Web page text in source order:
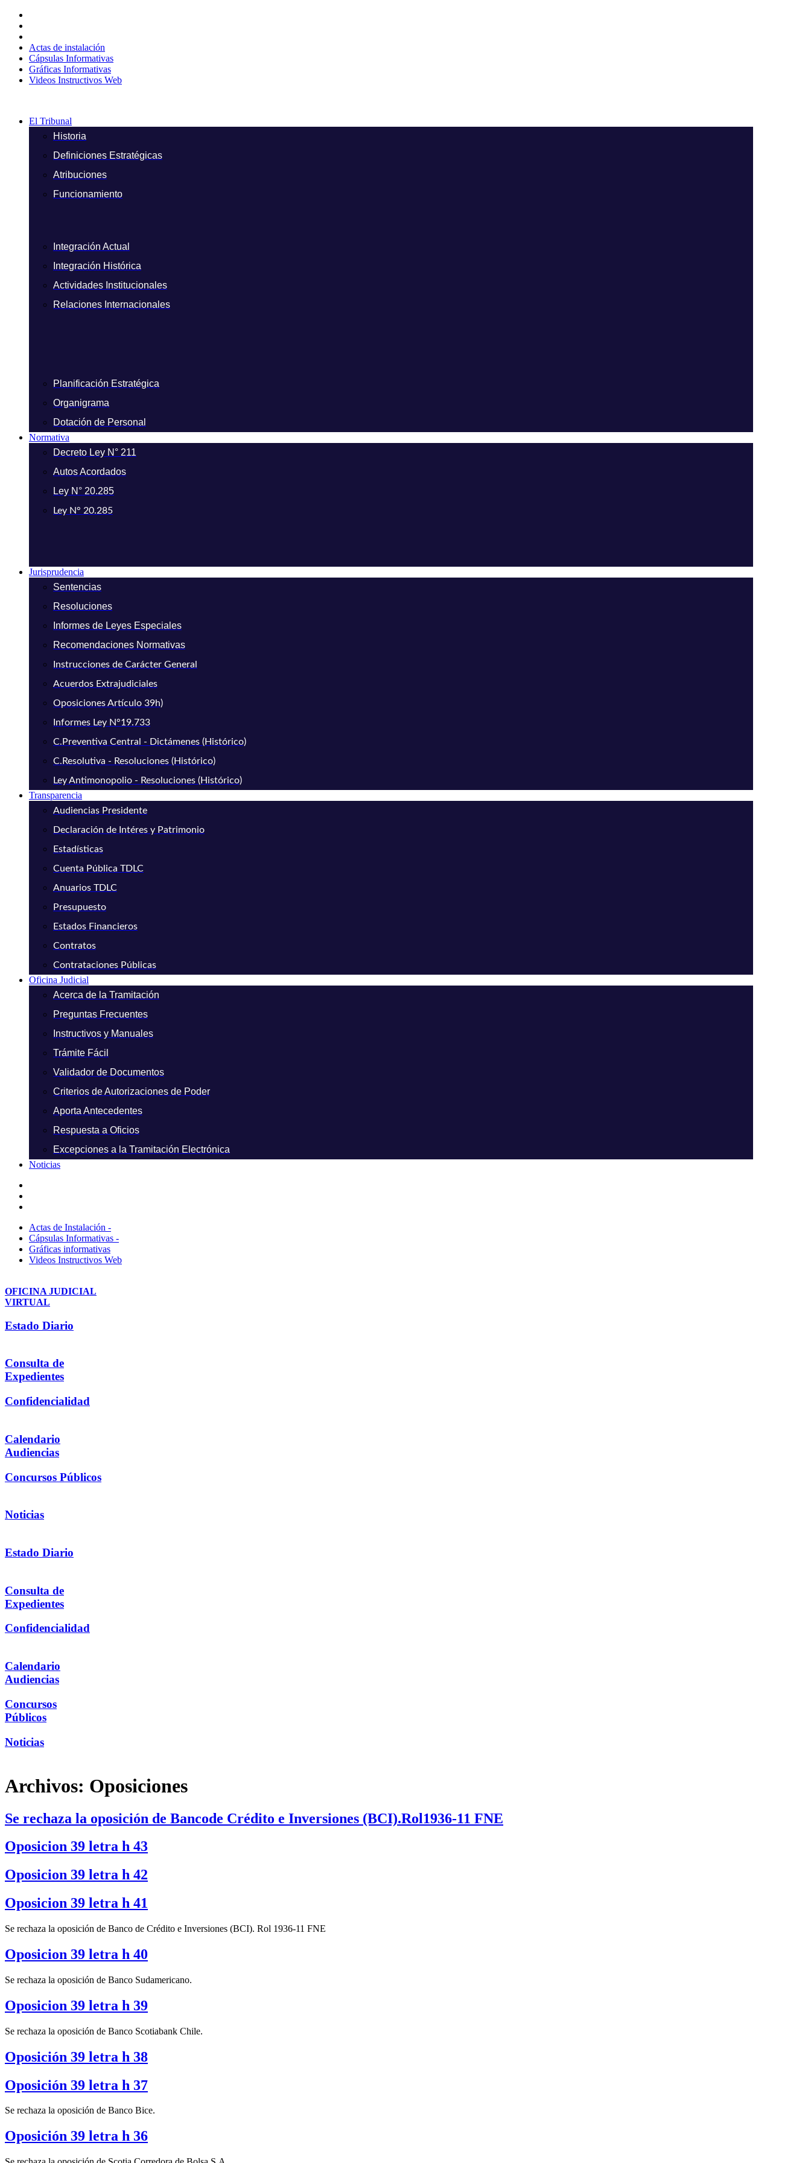
contenido
Actas de instalación
Cápsulas Informativas
Gráficas Informativas
Videos Instructivos Web
El Tribunal
Historia
Definiciones Estratégicas
Atribuciones
Funcionamiento
Integración Actual
Integración Histórica
Actividades Institucionales
Relaciones Internacionales
Planificación Estratégica
Organigrama
Dotación de Personal
Normativa
Decreto Ley N° 211
Autos Acordados
Ley N° 20.285
Ley N° 20.285
Jurisprudencia
Sentencias
Resoluciones
Informes de Leyes Especiales
Recomendaciones Normativas
Instrucciones de Carácter General
Acuerdos Extrajudiciales
Oposiciones Artículo 39h)
Informes Ley N°19.733
C.Preventiva Central - Dictámenes (Histórico)
C.Resolutiva - Resoluciones (Histórico)
Ley Antimonopolio - Resoluciones (Histórico)
Transparencia
Audiencias Presidente
Declaración de Intéres y Patrimonio
Estadísticas
Cuenta Pública TDLC
Anuarios TDLC
Presupuesto
Estados Financieros
Contratos
Contrataciones Públicas
Oficina Judicial
Acerca de la Tramitación
Preguntas Frecuentes
Instructivos y Manuales
Trámite Fácil
Validador de Documentos
Criterios de Autorizaciones de Poder
Aporta Antecedentes
Respuesta a Oficios
Excepciones a la Tramitación Electrónica
Noticias
Actas de Instalación -
Cápsulas Informativas -
Gráficas informativas
Videos Instructivos Web
OFICINA JUDICIAL
VIRTUAL
Estado Diario
Consulta de
Expedientes
Confidencialidad
Calendario
Audiencias
Concursos Públicos
Noticias
Estado Diario
Consulta de
Expedientes
Confidencialidad
Calendario
Audiencias
Concursos
Públicos
Noticias
Archivos: Oposiciones
Se rechaza la oposición de Bancode Crédito e Inversiones (BCI).Rol1936-11 FNE
Oposicion 39 letra h 43
Oposicion 39 letra h 42
Oposicion 39 letra h 41
Se rechaza la oposición de Banco de Crédito e Inversiones (BCI). Rol 1936-11 FNE
Oposicion 39 letra h 40
Se rechaza la oposición de Banco Sudamericano.
Oposicion 39 letra h 39
Se rechaza la oposición de Banco Scotiabank Chile.
Oposición 39 letra h 38
Oposición 39 letra h 37
Se rechaza la oposición de Banco Bice.
Oposición 39 letra h 36